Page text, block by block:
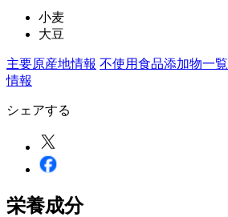
小麦
大豆
主要原産地情報 不使用食品添加物一覧
情報
シェアする
栄養成分